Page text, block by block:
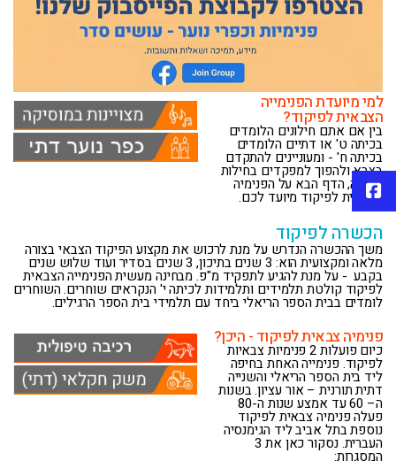
למי מיועדת הפנימייה
הצבאית לפיקוד?
בין אם אתם חילונים הלומדים
בכיתה ט' או דתיים הלומדים
בכיתה ח' - ומעוניינים להתקדם
בצבא ולהפוך למפקדים בחילות
השדה, הדף הבא על הפנימיה
הצבאית לפיקוד מיועד לכם.
הכשרה לפיקוד
משך ההכשרה הנדרש על מנת לרכוש את מקצוע הפיקוד הצבאי בצורה
מלאה ומקצועית הוא: 3 שנים בתיכון, 3 שנים בסדיר ועוד שלוש שנים
בקבע - על מנת להגיע לתפקיד מ"פ. מבחינה מעשית הפנימייה הצבאית
לפיקוד קולטת תלמידים ותלמידות לכיתה י' הנקראים שוחרים. השוחרים
לומדים בבית הספר הריאלי ביחד עם תלמידי בית הספר הרגילים.
פנימיה צבאית לפיקוד - היכן?
כיום פועלות 2 פנימיות צבאיות
לפיקוד. פנימייה האחת בחיפה
ליד בית הספר הריאלי והשנייה
דתית תורנית – אור עציון. בשנות
ה– 60 עד אמצע שנות ה-80
פעלה פנימיה צבאית לפיקוד
נוספת בתל אביב ליד הגימנסיה
העברית. נסקור כאן את 3
המסגרות:
פייסבוק